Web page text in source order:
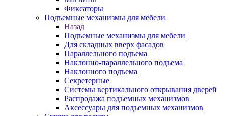
Фиксаторы
Подъемные механизмы для мебели
Назад
Подъемные механизмы для мебели
Для складных вверх фасадов
Параллельного подъема
Наклонно-параллельного подъема
Наклонного подъема
Секретерные
Системы вертикального открывания дверей
Распродажа подъемных механизмов
Аксессуары для подъемных механизмов